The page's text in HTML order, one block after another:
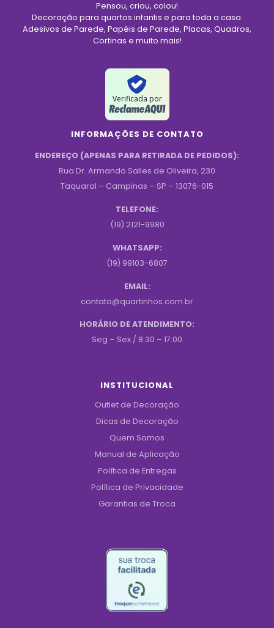
Pensou, criou, colou!
Decoração para quartos infantis e para toda a casa.
Adesivos de Parede, Papéis de Parede, Placas, Quadros,
Cortinas e muito mais!
Verificada por
INFORMAÇÕES DE CONTATO
ENDEREÇO (APENAS PARA RETIRADA DE PEDIDOS):
Rua Dr. Armando Salles de Oliveira, 230
Taquaral – Campinas – SP – 13076-015
TELEFONE:
(19) 2121-9980
WHATSAPP:
(19) 99103-6807
EMAIL:
contato@quartinhos.com.br
HORÁRIO DE ATENDIMENTO:
Seg – Sex / 8:30 – 17:00
INSTITUCIONAL
Outlet de Decoração
Dicas de Decoração
Quem Somos
Manual de Aplicação
Política de Entregas
Política de Privacidade
Garantias de Troca